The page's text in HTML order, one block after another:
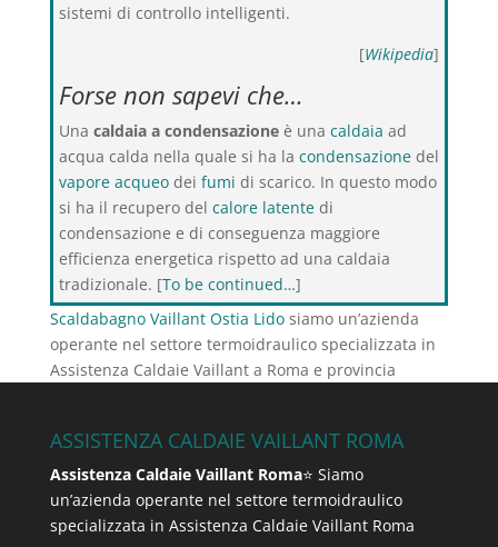
sistemi di controllo intelligenti.
[Wikipedia]
Forse non sapevi che…
Una caldaia a condensazioneè una caldaia ad
acqua calda nella quale si ha la condensazionedel
vapore acqueodei fumi di scarico. In questo modo
si ha il recupero del calore latentedi
condensazione e di conseguenza maggiore
efficienza energetica rispetto ad una caldaia
tradizionale. [To be continued…]
Scaldabagno Vaillant Ostia Lidosiamo un’azienda
operante nel settore termoidraulico specializzata in
Assistenza Caldaie Vaillant a Roma e provincia
ASSISTENZA CALDAIE VAILLANT ROMA
Assistenza Caldaie Vaillant Roma⭐ Siamo
un’azienda operante nel settore termoidraulico
specializzata in Assistenza Caldaie Vaillant Roma